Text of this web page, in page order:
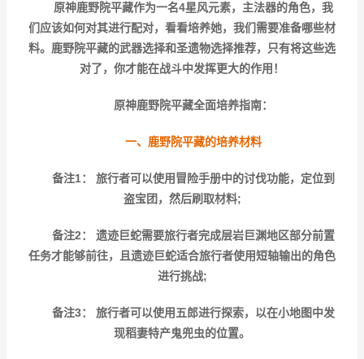
原神鹿野院平藏作为一名4星风元素，主法器的角色，我
们应该如何对其进行配对，看看培养她，我们需要准备哪些材
料。鹿野院平藏的武器选择和圣遗物选择推荐，只有将这些选
对了，你才能在战斗中发挥更大的作用！
原神鹿野院平藏全面培养指南：
一、鹿野院平藏的培养材料
备注1：
旅行者可以使用冒险手册中的讨伐功能，定位到
盗宝团，然后刷取材料;
备注2：
遗迹巨蛇需要旅行者完成层岩巨渊地区部分前置
任务才能够前往，且遗迹巨蛇适合旅行者使用短轴输出的角色
进行挑战;
备注3：
旅行者可以使用五郎进行探索，以在小地图中发
现稻妻特产鬼兜虫的位置。